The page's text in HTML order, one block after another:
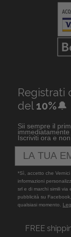
Registrati
del10%🔔
Sii sempre il
Iscriviti ora e
*Sì, accetto che
informazioni
srl e di marchi simili via
pubblicità su
qualsiasi momento.
FREE